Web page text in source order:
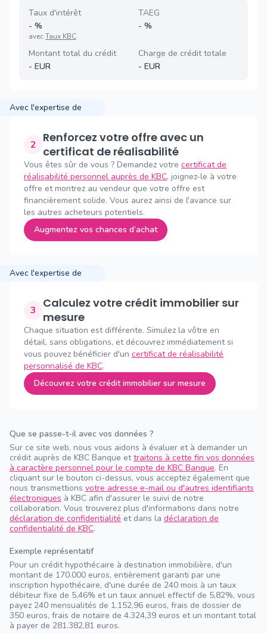
Taux d'intérêt
- %
avecTaux KBC
TAEG
- %
Montant total du crédit
- EUR
Charge de crédit totale
- EUR
Avec l'expertise de
2 Renforcez votre offre avec un
certificat de réalisabilité
Vous êtes sûr de vous ? Demandez votre certificat de
réalisabilité personnel auprès de KBC, joignez-le à votre
offre et montrez au vendeur que votre offre est
financièrement solide. Vous aurez ainsi de l'avance sur
les autres acheteurs potentiels.
Augmentez vos chances d’achat
Avec l'expertise de
3
Calculez votre crédit immobilier sur
mesure
Chaque situation est différente. Simulez la vôtre en
détail, sans obligations, et découvrez immédiatement si
vous pouvez bénéficier d'un certificat de réalisabilité
personnalisé de KBC.
Découvrez votre crédit immobilier sur mesure
Que se passe-t-il avec vos données ?
Sur ce site web, nous vous aidons à évaluer et à demander un
crédit auprès de KBC Banque ettraitons à cette fin vos données
à caractère personnel pour le compte de KBC Banque. En
cliquant sur le bouton ci-dessus, vous acceptez également que
nous transmettions votre adresse e-mail ou d'autres identifiants
électroniques à KBC afin d'assurer le suivi de notre
collaboration. Vous trouverez plus d'informations dans notre
déclaration de confidentialité et dans la déclaration de
confidentialité de KBC.
Exemple représentatif
Pour un crédit hypothécaire à destination immobilière, d'un
montant de 170.000 euros, entièrement garanti par une
inscription hypothécaire, d'une durée de 240 mois à un taux
débiteur fixe de 5,46% et un taux annuel effectif de 5,82%, vous
payez 240 mensualités de 1.152,96 euros, frais de dossier de
350 euros, frais de notaire de 4.324,39 euros et un montant total
à payer de 281.382,81 euros.